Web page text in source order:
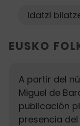
Chercher
EUSKO
A partir del
Miguel de
publicación
presencia